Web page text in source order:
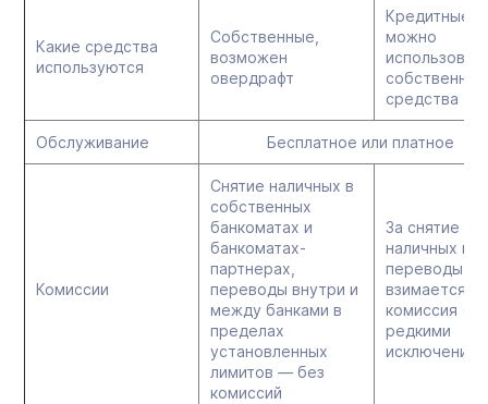
Какие средства
используются
Собственные,
возможен
овердрафт
Кредитные,
можно
собственные
средства
Обслуживание Бесплатное или платное
Комиссии
Снятие наличных в
собственных
банкоматах и
банкоматах-
партнерах,
переводы внутри и
между банками в
пределах
установленных
лимитов — без
комиссий
За снятие
наличных и
переводы
взимается
комиссия (за
редкими